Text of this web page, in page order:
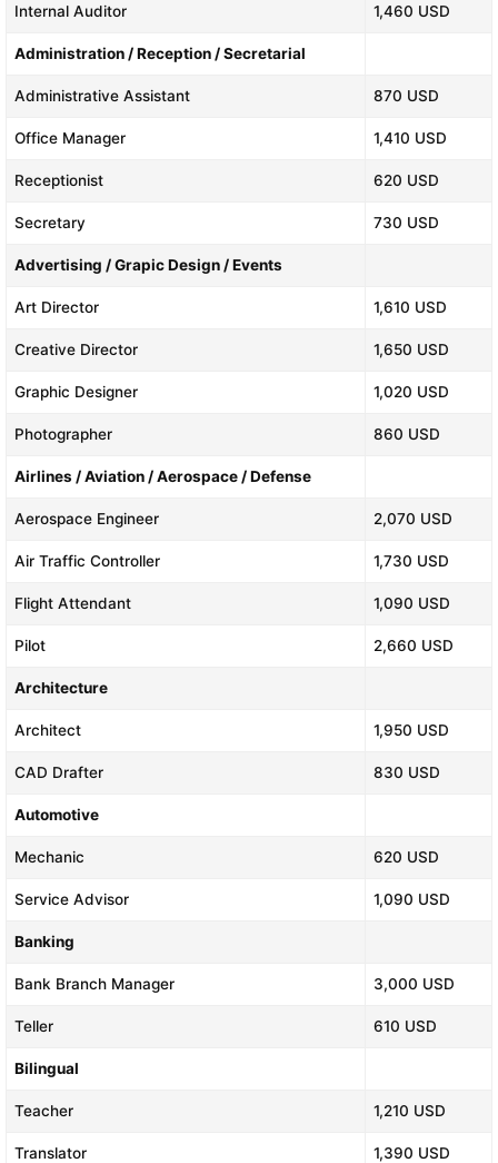
Internal Auditor 1,460 USD
Administration / Reception / Secretarial
Administrative Assistant 870 USD
Office Manager 1,410 USD
Receptionist 620 USD
Secretary 730 USD
Advertising / Grapic Design / Events
Art Director 1,610 USD
Creative Director 1,650 USD
Graphic Designer 1,020 USD
Photographer 860 USD
Airlines / Aviation / Aerospace / Defense
Aerospace Engineer 2,070 USD
Air Traffic Controller 1,730 USD
Flight Attendant 1,090 USD
Pilot 2,660 USD
Architecture
Architect 1,950 USD
CAD Drafter 830 USD
Automotive
Mechanic 620 USD
Service Advisor 1,090 USD
Banking
Bank Branch Manager 3,000 USD
Teller 610 USD
Bilingual
Teacher 1,210 USD
Translator 1,390 USD